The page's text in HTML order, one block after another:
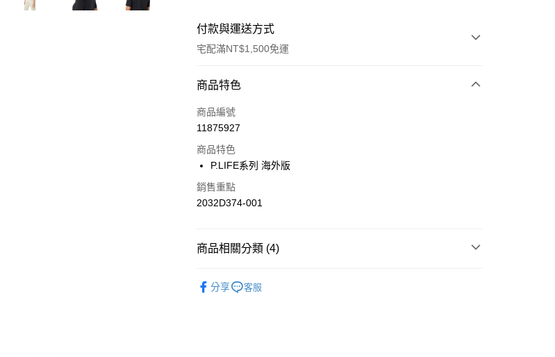
付款與運送方式
宅配滿NT$1,500免運
付款方式
信用卡一次付款
運送方式
黑貓宅急便 (僅限台灣本島，離島恕不配送) 預計2-3個工作天到貨
每筆NT$120，滿NT$1,500(含以上)免運費
商品特色
商品編號
11875927
商品特色
P.LIFE系列 海外版
銷售重點
2032D374-001
商品相關分類 (4)
分享 客服